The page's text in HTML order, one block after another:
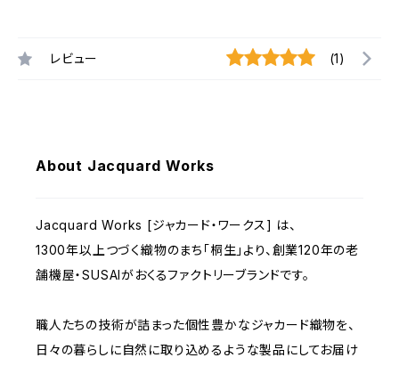
レビュー (1)
About Jacquard Works
Jacquard Works [ジャカード・ワークス] は、
1300年以上つづく織物のまち「桐生」より、創業120年の老
舗機屋・SUSAIがおくるファクトリーブランドです。
職人たちの技術が詰まった個性豊かなジャカード織物を、
日々の暮らしに自然に取り込めるような製品にしてお届け